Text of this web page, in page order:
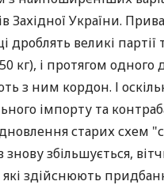
Західної України.
дроблять великі партії
кг), і протягом одного
з ним кордон. І
імпорту та
старих схем
знову збільшується,
здійснюють